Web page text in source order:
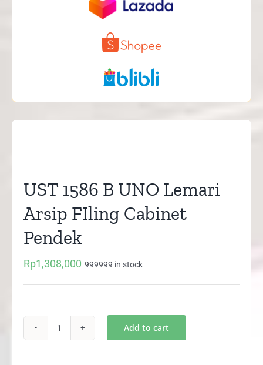
UST 1586 B UNO Lemari
Arsip FIling Cabinet
Pendek
Rp1,308,000 999999 in stock
Add to cart